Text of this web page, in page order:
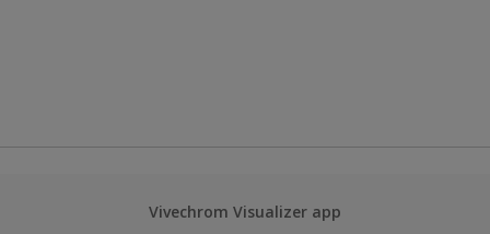
Vivechrom Visualizer app